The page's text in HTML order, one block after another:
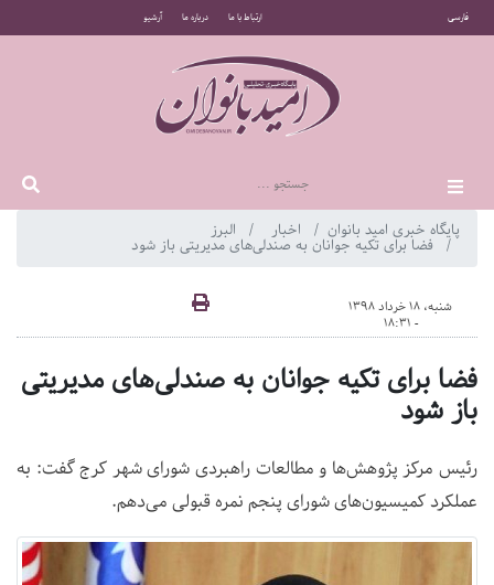
فارسی ارتباط با ما درباره ما آرشیو
پایگاه خبری امید بانوان اخبار البرز
فضا برای تکیه جوانان به صندلی‌های مدیریتی باز شود
شنبه، 18 خرداد 1398
- 18:31
فضا برای تکیه جوانان به صندلی‌های مدیریتی
باز شود
رئیس مرکز پژوهش‌ها و مطالعات راهبردی شورای شهر کرج گفت: به
عملکرد کمیسیون‌های شورای پنجم نمره قبولی می‌دهم.